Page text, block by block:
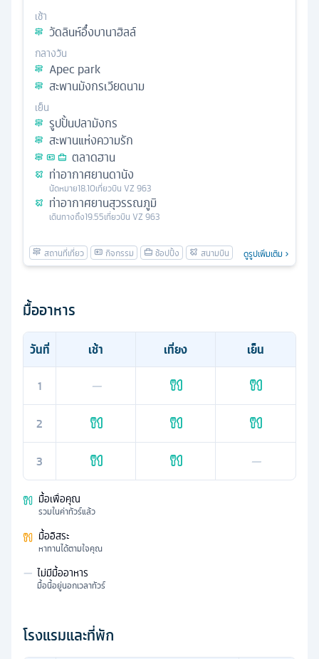
เช้า
วัดลินห์อื๋งบานาฮิลล์
กลางวัน
Apec park
สะพานมังกรเวียดนาม
เย็น
รูปปั้นปลามังกร
สะพานแห่งความรัก
ตลาดฮาน
ท่าอากาศยานดานัง
นัดหมาย18.10เที่ยวบิน VZ 963
ท่าอากาศยานสุวรรณภูมิ
เดินทางถึง19.55เที่ยวบิน VZ 963
ดูรูปเพิ่มเติม
มื้ออาหาร
วันที่ เช้า เที่ยง
เย็น
1
—
2
3 —
มื้อเพื่อคุณ
รวมในค่าทัวร์แล้ว
มื้ออิสระ
หาทานได้ตามใจคุณ
— ไม่มีมื้ออาหาร
มื้อนี้อยู่นอกเวลาทัวร์
โรงแรมและที่พัก